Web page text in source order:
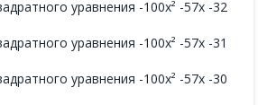
уравнения -100x² -57x -32
уравнения -100x² -57x -31
уравнения -100x² -57x -30